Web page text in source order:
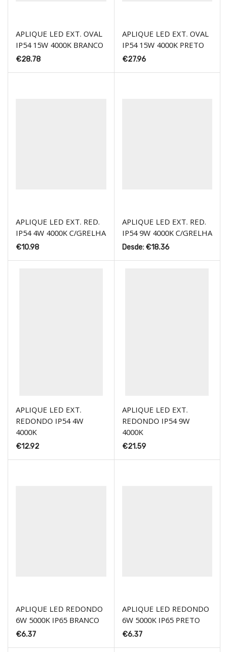
APLIQUE LED EXT. OVAL
IP54 15W 4000K BRANCO
€28.78
APLIQUE LED EXT. OVAL
IP54 15W 4000K PRETO
€27.96
APLIQUE LED EXT. RED.
IP54 4W 4000K C/GRELHA
€10.98
APLIQUE LED EXT. RED.
IP54 9W 4000K C/GRELHA
Desde: €18.36
APLIQUE LED EXT.
REDONDO IP54 4W
4000K
€12.92
APLIQUE LED EXT.
REDONDO IP54 9W
4000K
€21.59
APLIQUE LED REDONDO
6W 5000K IP65 BRANCO
€6.37
APLIQUE LED REDONDO
6W 5000K IP65 PRETO
€6.37